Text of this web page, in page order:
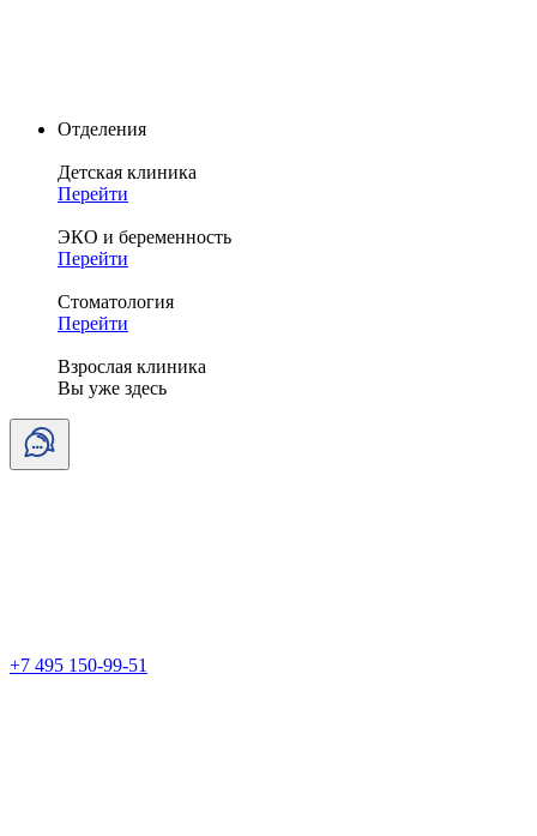
Отделения
Детская клиника
Перейти
ЭКО и беременность
Перейти
Стоматология
Перейти
Взрослая клиника
Вы уже здесь
+7 495 150-99-51